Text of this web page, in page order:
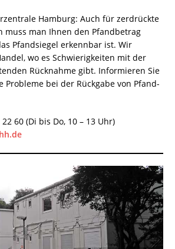
Hamburg: Auch für zerdrückte
muss man Ihnen den Pfandbetrag
Pfandsiegel erkennbar ist. Wir
wo es Schwierigkeiten mit der
Rücknahme gibt. Informieren Sie
Probleme bei der Rückgabe von Pfand-
60 (Di bis Do, 10 – 13 Uhr)